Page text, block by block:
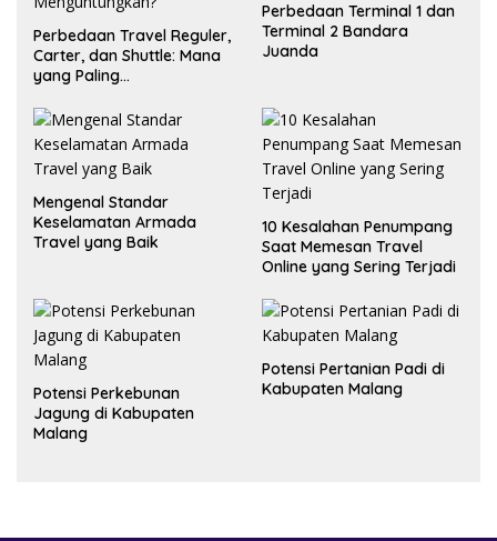
Perbedaan Travel Reguler,
Carter, dan Shuttle: Mana
yang Paling
Perbedaan Terminal 1 dan
Terminal 2 Bandara
Juanda
Mengenal Standar
Keselamatan Armada
Travel yang Baik
10 Kesalahan Penumpang
Saat Memesan Travel
Online yang Sering Terjadi
Potensi Perkebunan
Jagung di Kabupaten
Malang
Potensi Pertanian Padi di
Kabupaten Malang